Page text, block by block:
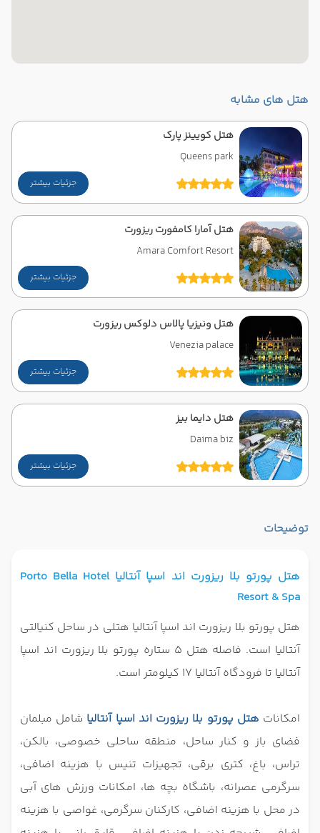
هتل های مشابه
هتل کویینز پارک
Queens park
جزئیات بیشتر
هتل آمارا کامفورت ریزورت
Amara Comfort Resort
جزئیات بیشتر
هتل ونیزیا پالاس دلوکس ریزورت
Venezia palace
جزئیات بیشتر
هتل دایما بیز
Daima biz
جزئیات بیشتر
توضیحات
هتل پورتو بلا ریزورت اند اسپا آنتالیا Porto Bella Hotel
Resort & Spa
هتل پورتو بلا ریزورت اند اسپا آنتالیا هتلی در ساحل کنیالتی
آنتالیا است. فاصله هتل 5 ستاره پورتو بلا ریزورت اند اسپا
آنتالیا تا فرودگاه آنتالیا 17 کیلومتر است.
امکانات هتل پورتو بلا ریزورت اند اسپا آنتالیا شامل مبلمان
فضای باز و کنار ساحل، منطقه ساحلی خصوصی، بالکن،
تراس، باغ، کتری برقی، تجهیزات تنیس با هزینه اضافی،
سرگرمی عصرانه، باشگاه بچه ها، امکانات ورزش های آبی
در محل با هزینه اضافی، کارکنان سرگرمی، غواصی با هزینه